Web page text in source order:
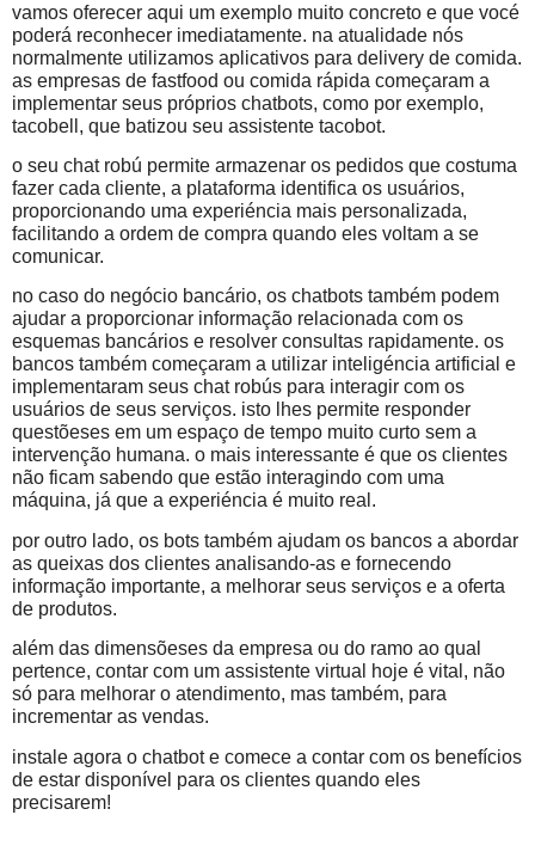
vamos oferecer aqui um exemplo muito concreto e que vocé
poderá reconhecer imediatamente. na atualidade nós
normalmente utilizamos aplicativos para delivery de comida.
as empresas de fastfood ou comida rápida começaram a
implementar seus próprios chatbots, como por exemplo,
tacobell, que batizou seu assistente tacobot.
o seu chat robú permite armazenar os pedidos que costuma
fazer cada cliente, a plataforma identifica os usuários,
proporcionando uma experiéncia mais personalizada,
facilitando a ordem de compra quando eles voltam a se
comunicar.
no caso do negócio bancário, os chatbots também podem
ajudar a proporcionar informação relacionada com os
esquemas bancários e resolver consultas rapidamente. os
bancos também começaram a utilizar inteligéncia artificial e
implementaram seus chat robús para interagir com os
usuários de seus serviços. isto lhes permite responder
questõeses em um espaço de tempo muito curto sem a
intervenção humana. o mais interessante é que os clientes
não ficam sabendo que estão interagindo com uma
máquina, já que a experiéncia é muito real.
por outro lado, os bots também ajudam os bancos a abordar
as queixas dos clientes analisando-as e fornecendo
informação importante, a melhorar seus serviços e a oferta
de produtos.
além das dimensõeses da empresa ou do ramo ao qual
pertence, contar com um assistente virtual hoje é vital, não
só para melhorar o atendimento, mas também, para
incrementar as vendas.
instale agora o chatbot e comece a contar com os benefícios
de estar disponível para os clientes quando eles
precisarem!